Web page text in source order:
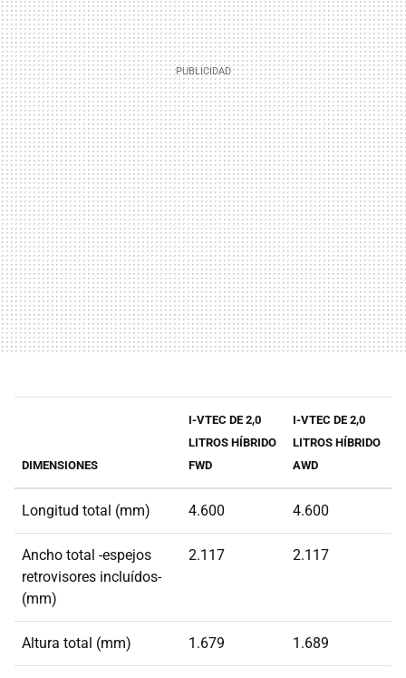
DIMENSIONES
I-VTEC DE 2,0
LITROS HÍBRIDO
FWD
I-VTEC DE 2,0
LITROS HÍBRIDO
AWD
Longitud total (mm) 4.600 4.600
Ancho total -espejos
retrovisores incluídos-
(mm)
2.117 2.117
Altura total (mm) 1.679 1.689